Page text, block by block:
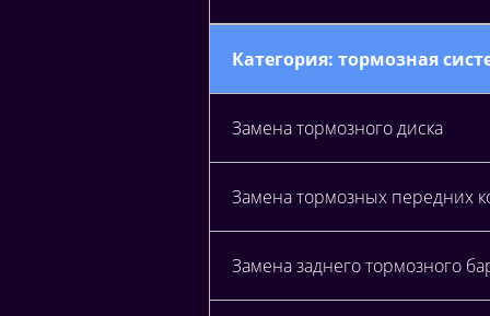
Категория: тормозная
Замена тормозного диска
Замена тормозных передних
Замена заднего тормозного